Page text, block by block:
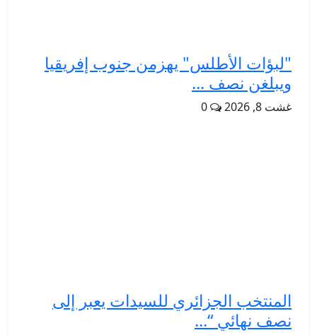
"لبؤات الأطلس" يهزمن جنوب إفريقيا
ويبلغن نصف ...
غشت 8, 2026 0
المنتخب الجزائري للسيدات يعبر إلى
نصف نهائي “...